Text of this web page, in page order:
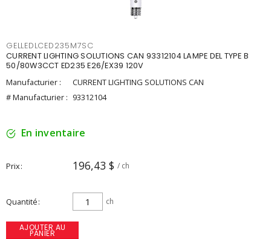
GELLEDLCED235M7SC
CURRENT LIGHTING SOLUTIONS CAN 93312104 LAMPE DEL TYPE B
50/80W3CCT ED235 E26/EX39 120V
Manufacturier :
CURRENT LIGHTING SOLUTIONS CAN
# Manufacturier : 93312104
En inventaire
Prix 196,43 $ / ch
Quantité ch
AJOUTER AU
PANIER